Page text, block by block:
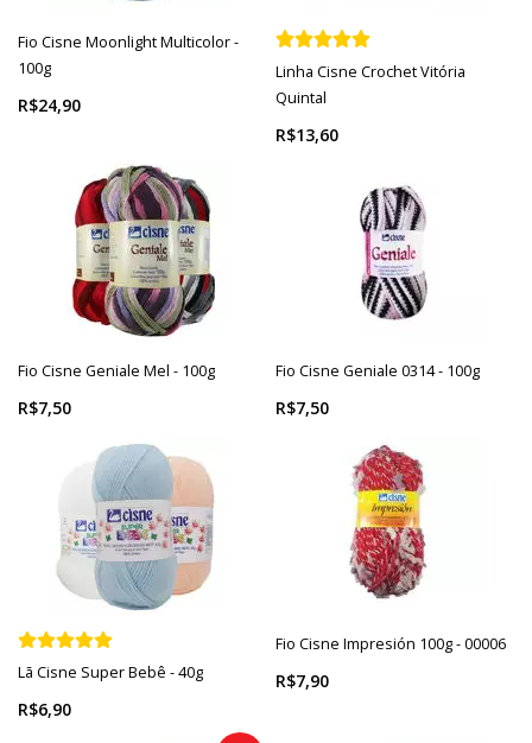
Fio Cisne Moonlight Multicolor -
100g
R$24,90
Linha Cisne Crochet Vitória
Quintal
R$13,60
Fio Cisne Geniale Mel - 100g
R$7,50
Fio Cisne Geniale 0314 - 100g
R$7,50
Lã Cisne Super Bebê - 40g
R$6,90
Fio Cisne Impresión 100g - 00006
R$7,90